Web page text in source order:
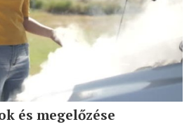
és megelőzése